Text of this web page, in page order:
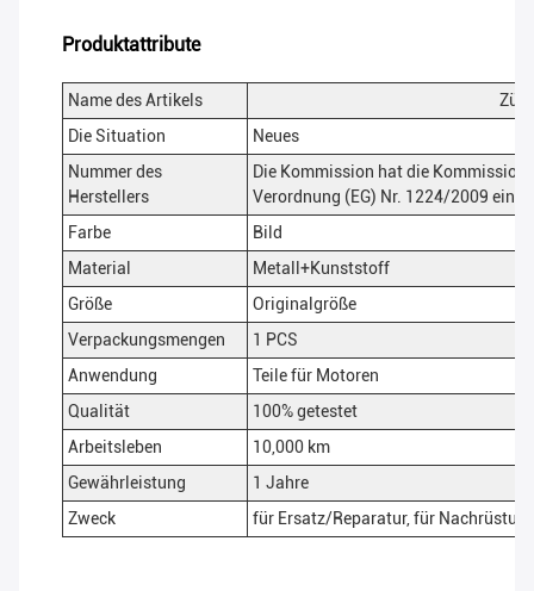
Produktattribute
Name des Artikels
Die Situation
Neues
Nummer des
Herstellers
Die Kommission hat die Kommission
Verordnung (EG) Nr. 1224/2009 eine
Farbe
Bild
Material
Metall+Kunststoff
Größe
Originalgröße
Verpackungsmengen
1 PCS
Anwendung
Teile für Motoren
Qualität
100% getestet
Arbeitsleben
10,000 km
Gewährleistung
1 Jahre
Zweck
für Ersatz/Reparatur, für